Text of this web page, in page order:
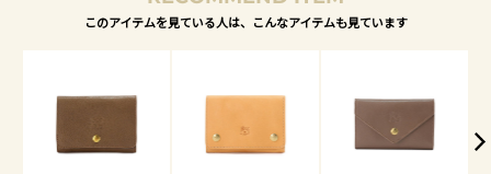
このアイテムを見ている人は、こんなアイテムも見ています